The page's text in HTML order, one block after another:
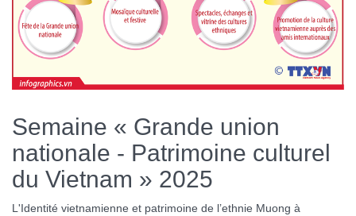
Semaine « Grande union
nationale - Patrimoine culturel
du Vietnam » 2025
L'Identité vietnamienne et patrimoine de l’ethnie Muong à